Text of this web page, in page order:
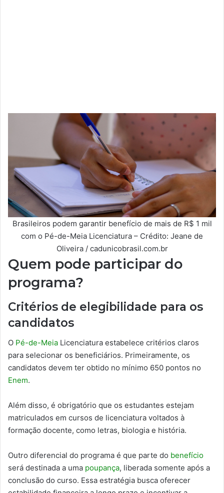
Brasileiros podem garantir benefício de mais de R$ 1 mil
com o Pé-de-Meia Licenciatura – Crédito: Jeane de
Oliveira / cadunicobrasil.com.br
Quem pode participar do
programa?
Critérios de elegibilidade para os
candidatos
O Pé-de-Meia Licenciatura estabelece critérios claros
para selecionar os beneficiários. Primeiramente, os
candidatos devem ter obtido no mínimo 650 pontos no
Enem.
Além disso, é obrigatório que os estudantes estejam
matriculados em cursos de licenciatura voltados à
formação docente, como letras, biologia e história.
Outro diferencial do programa é que parte do benefício
será destinada a uma poupança, liberada somente após a
conclusão do curso. Essa estratégia busca oferecer